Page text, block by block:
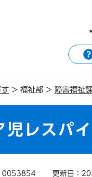
> 福祉部 > 障害福祉
児レスパ
0053854 更新日：